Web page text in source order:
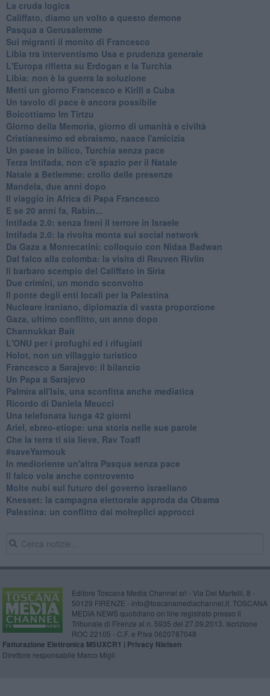
La cruda logica
Califfato, diamo un volto a questo demone
Pasqua a Gerusalemme
Sui migranti il monito di Francesco
Libia tra interventismo Usa e prudenza generale
L'Europa rifletta su Erdogan e la Turchia
Libia: non è la guerra la soluzione
Metti un giorno Francesco e Kirill a Cuba
Un tavolo di pace è ancora possibile
Boicottiamo Im Tirtzu
Giorno della Memoria, giorno di umanità e civiltà
Cristianesimo ed ebraismo, nasce l'amicizia
Un paese in bilico, Turchia senza pace
Terza Intifada, non c'è spazio per il Natale
Natale a Betlemme: crollo delle presenze
Mandela, due anni dopo
Il viaggio in Africa di Papa Francesco
E se 20 anni fa, Rabin...
Intifada 2.0: senza freni il terrore in Israele
Intifada 2.0: la rivolta monta sui social network
Da Gaza a Montecatini: colloquio con Nidaa Badwan
Dal falco alla colomba: la visita di Reuven Rivlin
Il barbaro scempio del Califfato in Siria
Due crimini, un mondo sconvolto
Il ponte degli enti locali per la Palestina
Nucleare iraniano, diplomazia di vasta proporzione
Gaza, ultimo conflitto, un anno dopo
Channukkat Bait
L'ONU per i profughi ed i rifugiati
Holot, non un villaggio turistico
Francesco a Sarajevo: il bilancio
Un Papa a Sarajevo
Palmira all'Isis, una sconfitta anche mediatica
Ricordo di Daniela Meucci
​Una telefonata lunga 42 giorni
​Ariel, ebreo-etiope: una storia nelle sue parole
Che la terra ti sia lieve, Rav Toaff
​#saveYarmouk
​In medioriente un'altra Pasqua senza pace
​Il falco vola anche controvento
Molte nubi sul futuro del governo israeliano
Knesset: la campagna elettorale approda da Obama
Palestina: un conflitto dai molteplici approcci
Editore Toscana Media Channel srl - Via Dei Martelli, 8 -
50129 FIRENZE - info@toscanamediachannel.it. TOSCANA
MEDIA NEWS quotidiano on line registrato presso il
Tribunale di Firenze al n. 5935 del 27.09.2013. Iscrizione
ROC 22105 - C.F. e P.Iva 0620787048
Fatturazione Elettronica M5UXCR1 | Privacy Nielsen
Direttore responsabile Marco Migli